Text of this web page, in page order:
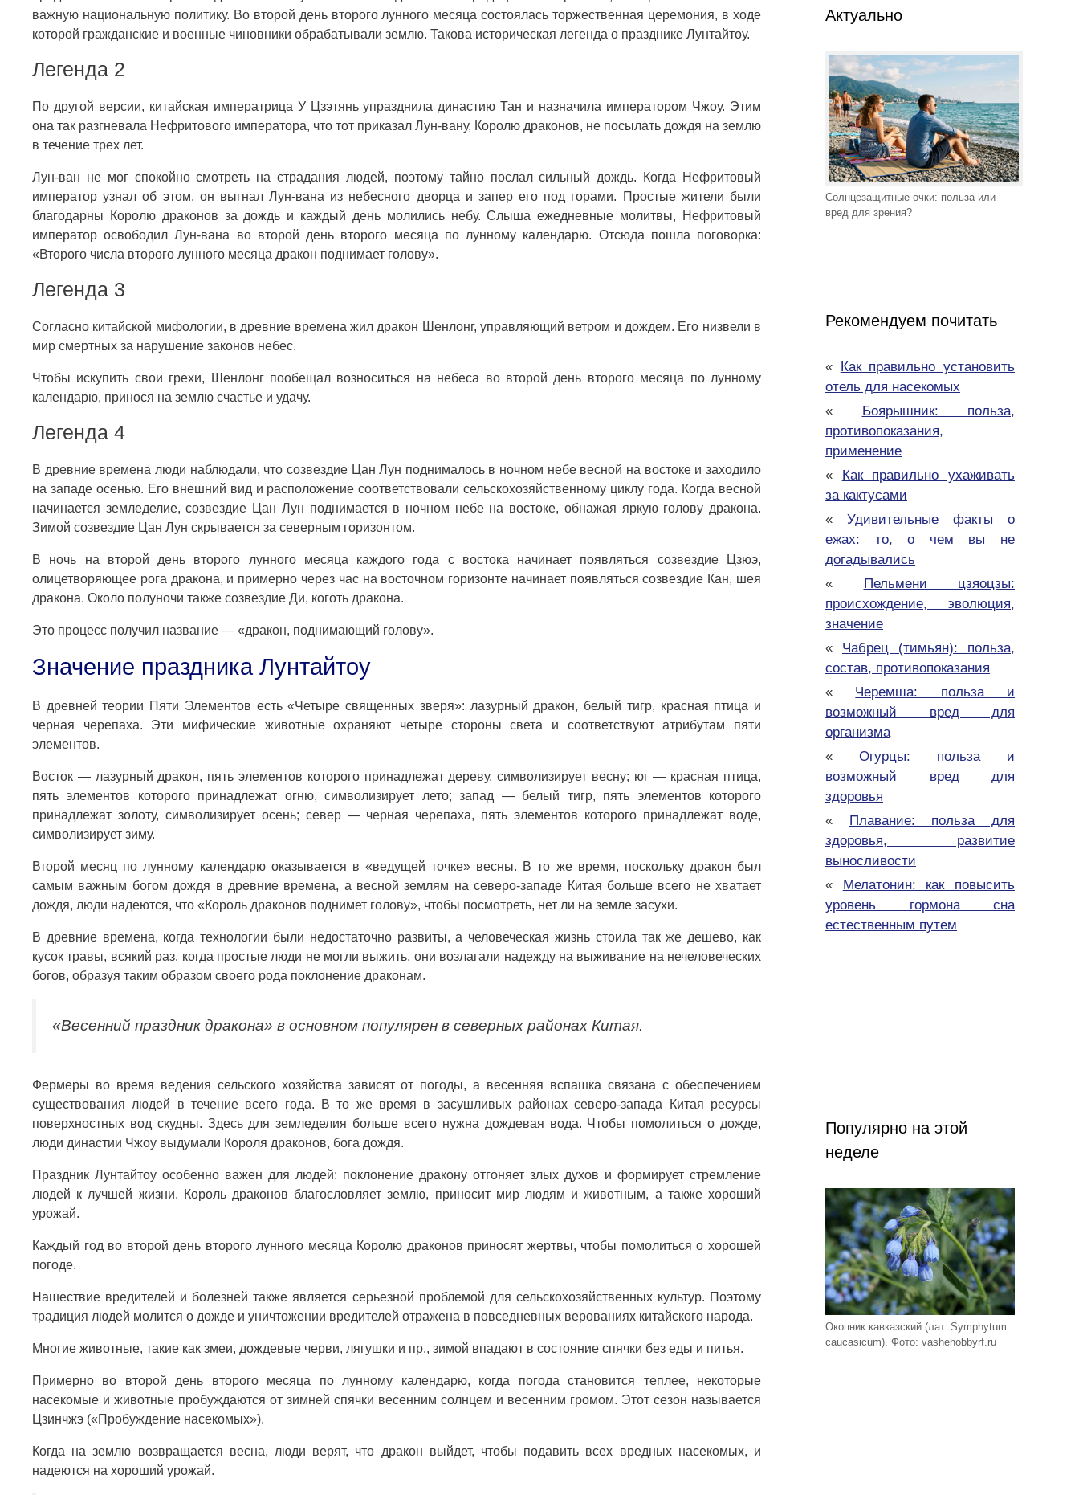
важную национальную политику. Во второй день второго лунного месяца состоялась торжественная церемония, в ходе
которой гражданские и военные чиновники обрабатывали землю. Такова историческая легенда о празднике Лунтайтоу.
Легенда 2
По другой версии, китайская императрица У Цзэтянь упразднила династию Тан и назначила императором Чжоу. Этим
она так разгневала Нефритового императора, что тот приказал Лун-вану, Королю драконов, не посылать дождя на землю
в течение трех лет.
Лун-ван не мог спокойно смотреть на страдания людей, поэтому тайно послал сильный дождь. Когда Нефритовый
император узнал об этом, он выгнал Лун-вана из небесного дворца и запер его под горами. Простые жители были
благодарны Королю драконов за дождь и каждый день молились небу. Слыша ежедневные молитвы, Нефритовый
император освободил Лун-вана во второй день второго месяца по лунному календарю. Отсюда пошла поговорка:
«Второго числа второго лунного месяца дракон поднимает голову».
Легенда 3
Согласно китайской мифологии, в древние времена жил дракон Шенлонг, управляющий ветром и дождем. Его низвели в
мир смертных за нарушение законов небес.
Чтобы искупить свои грехи, Шенлонг пообещал возноситься на небеса во второй день второго месяца по лунному
календарю, принося на землю счастье и удачу.
Легенда 4
В древние времена люди наблюдали, что созвездие Цан Лун поднималось в ночном небе весной на востоке и заходило
на западе осенью. Его внешний вид и расположение соответствовали сельскохозяйственному циклу года. Когда весной
начинается земледелие, созвездие Цан Лун поднимается в ночном небе на востоке, обнажая яркую голову дракона.
Зимой созвездие Цан Лун скрывается за северным горизонтом.
В ночь на второй день второго лунного месяца каждого года с востока начинает появляться созвездие Цзюэ,
олицетворяющее рога дракона, и примерно через час на восточном горизонте начинает появляться созвездие Кан, шея
дракона. Около полуночи также созвездие Ди, коготь дракона.
Это процесс получил название — «дракон, поднимающий голову».
Значение праздника Лунтайтоу
В древней теории Пяти Элементов есть «Четыре священных зверя»: лазурный дракон, белый тигр, красная птица и
черная черепаха. Эти мифические животные охраняют четыре стороны света и соответствуют атрибутам пяти
элементов.
Восток — лазурный дракон, пять элементов которого принадлежат дереву, символизирует весну; юг — красная птица,
пять элементов которого принадлежат огню, символизирует лето; запад — белый тигр, пять элементов которого
принадлежат золоту, символизирует осень; север — черная черепаха, пять элементов которого принадлежат воде,
символизирует зиму.
Второй месяц по лунному календарю оказывается в «ведущей точке» весны. В то же время, поскольку дракон был
самым важным богом дождя в древние времена, а весной землям на северо-западе Китая больше всего не хватает
дождя, люди надеются, что «Король драконов поднимет голову», чтобы посмотреть, нет ли на земле засухи.
В древние времена, когда технологии были недостаточно развиты, а человеческая жизнь стоила так же дешево, как
кусок травы, всякий раз, когда простые люди не могли выжить, они возлагали надежду на выживание на нечеловеческих
богов, образуя таким образом своего рода поклонение драконам.
«Весенний праздник дракона» в основном популярен в северных районах Китая.
Фермеры во время ведения сельского хозяйства зависят от погоды, а весенняя вспашка связана с обеспечением
существования людей в течение всего года. В то же время в засушливых районах северо-запада Китая ресурсы
поверхностных вод скудны. Здесь для земледелия больше всего нужна дождевая вода. Чтобы помолиться о дожде,
люди династии Чжоу выдумали Короля драконов, бога дождя.
Праздник Лунтайтоу особенно важен для людей: поклонение дракону отгоняет злых духов и формирует стремление
людей к лучшей жизни. Король драконов благословляет землю, приносит мир людям и животным, а также хороший
урожай.
Каждый год во второй день второго лунного месяца Королю драконов приносят жертвы, чтобы помолиться о хорошей
погоде.
Нашествие вредителей и болезней также является серьезной проблемой для сельскохозяйственных культур. Поэтому
традиция людей молится о дожде и уничтожении вредителей отражена в повседневных верованиях китайского народа.
Многие животные, такие как змеи, дождевые черви, лягушки и пр., зимой впадают в состояние спячки без еды и питья.
Примерно во второй день второго месяца по лунному календарю, когда погода становится теплее, некоторые
насекомые и животные пробуждаются от зимней спячки весенним солнцем и весенним громом. Этот сезон называется
Цзинчжэ («Пробуждение насекомых»).
Когда на землю возвращается весна, люди верят, что дракон выйдет, чтобы подавить всех вредных насекомых, и
надеются на хороший урожай.
Актуально
Солнцезащитные очки: польза или
вред для зрения?
Рекомендуем почитать
«
Как правильно установить
отель для насекомых
«
Боярышник: польза,
противопоказания,
применение
«
Как правильно ухаживать
за кактусами
« Удивительные факты о
ежах: то, о чем вы не
догадывались
«
Пельмени цзяоцзы:
происхождение, эволюция,
значение
« Чабрец (тимьян): польза,
состав, противопоказания
« Черемша: польза и
возможный вред для
организма
« Огурцы: польза и
возможный вред для
здоровья
«
Плавание: польза для
здоровья, развитие
выносливости
«
Мелатонин: как повысить
уровень гормона сна
естественным путем
Популярно на этой
неделе
Окопник кавказский (лат. Symphytum
caucasicum). Фото: vashehobbyrf.ru